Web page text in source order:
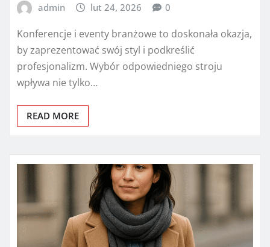
admin lut 24, 2026 0
Konferencje i eventy branżowe to doskonała okazja,
by zaprezentować swój styl i podkreślić
profesjonalizm. Wybór odpowiedniego stroju
wpływa nie tylko…
READ MORE